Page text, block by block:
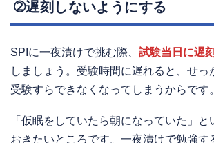
➁遅刻しないようにする
SPIに一夜漬けで挑む際、 試験当日に遅
しましょう。受験時間に遅れると、せっ
受験すらできなくなってしまうからです。
「仮眠をしていたら朝になっていた」と
おきたいところです。一夜漬けで勉強す